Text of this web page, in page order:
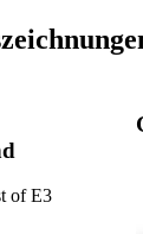
of E3